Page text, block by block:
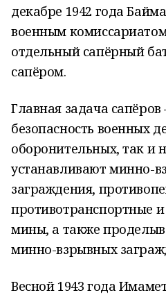
декабре 1942 года
военным
отдельный сапёрный
сапёром.
Главная задача
безопасность военных
оборонительных, так и
устанавливают минно-
заграждения,
противотранспортные
мины, а также
минно-взрывных
Весной 1943 года